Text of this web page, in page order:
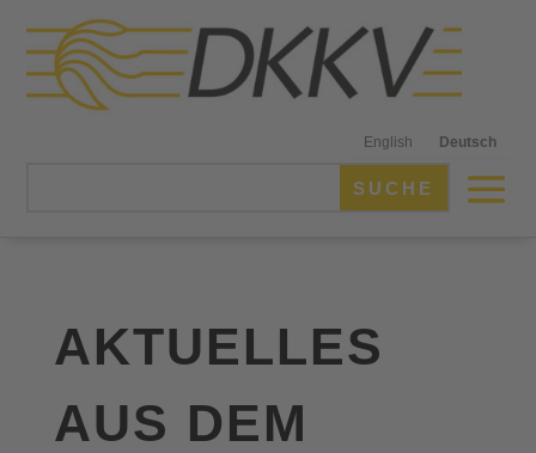
English Deutsch
AKTUELLES
AUS DEM